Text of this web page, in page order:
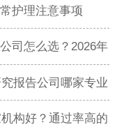
护理注意事项
司怎么选？2026年
报告公司哪家专业
构好？通过率高的